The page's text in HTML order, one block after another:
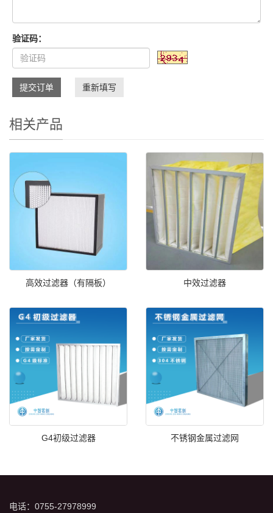
验证码：
提交订单 重新填写
相关产品
高效过滤器（有隔板） 中效过滤器
G4初级过滤器 不锈钢金属过滤网
电话：0755-27978999